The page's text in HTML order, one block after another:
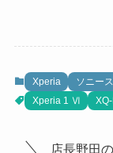
Xperia ソニー
Xperia 1 Ⅵ
店長野田